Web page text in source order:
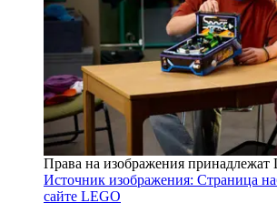
Права на изображения принадлежат
Источник изображения: Страница
сайте LEGO